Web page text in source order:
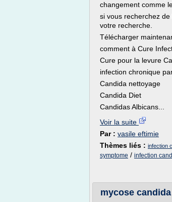
changement comme
si vous recherchez
votre recherche.
Télécharger
comment à Cure
Cure pour la levure
infection chronique
Candida nettoyage
Candida Diet
Candidas Albicans...
Voir la suite
Par : vasile eftimie
Thèmes liés : infection
symptome / infection
mycose